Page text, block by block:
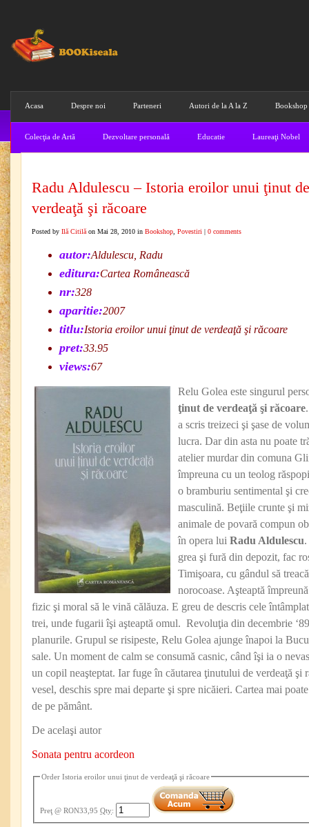
Acasa Despre noi Parteneri Autori de la A la Z Bookshop
Colecţia de Artă Dezvoltare personală Educatie Laureaţi Nobel
Radu Aldulescu – Istoria eroilor unui ţinut de
verdeaţă şi răcoare
Posted by Ilă Citilă on Mai 28, 2010 in Bookshop Povestiri | 0 comments
autor:Aldulescu, Radu
editura:Cartea Românească
nr:328
aparitie:2007
titlu:Istoria eroilor unui ţinut de verdeaţă şi răcoare
pret:33.95
views:67
Relu Golea este singurul
ţinut de verdeaţă şi răcoare
a scris treizeci şi şase de
lucra. Dar din asta nu poate
atelier murdar din comuna
împreuna cu un teolog
o bramburiu sentimental şi
masculină. Beţiile crunte şi
animale de povară compun
în opera lui Radu Aldulescu
grea şi fură din depozit, fac
Timişoara, cu gândul să
norocoase. Aşteaptă
fizic şi moral să le vină călăuza. E greu de descris cele
trei, unde fugarii îşi aşteaptă omul. Revoluţia din decembrie
planurile. Grupul se risipeste, Relu Golea ajunge înapoi la
sale. Un moment de calm se consumă casnic, când îşi ia o
un copil neaşteptat. Iar fuge în căutarea ţinutului de verdeaţă
vesel, deschis spre mai departe şi spre nicăieri. Cartea mai
de pe pământ.
De acelaşi autor
Sonata pentru acordeon
Order Istoria eroilor unui ţinut de verdeaţă şi răcoare
Preţ@ RON33,95 Qty: